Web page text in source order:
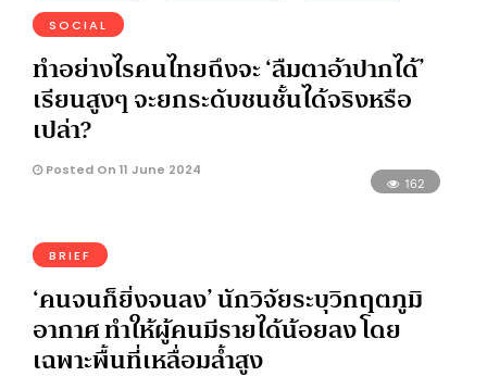
SOCIAL
ทำอย่างไรคนไทยถึงจะ ‘ลืมตาอ้าปากได้’
เรียนสูงๆ จะยกระดับชนชั้นได้จริงหรือ
เปล่า?
Posted On 11 June 2024
162
BRIEF
‘คนจนก็ยิ่งจนลง’ นักวิจัยระบุวิกฤตภูมิ
อากาศ ทำให้ผู้คนมีรายได้น้อยลง โดย
เฉพาะพื้นที่เหลื่อมล้ำสูง